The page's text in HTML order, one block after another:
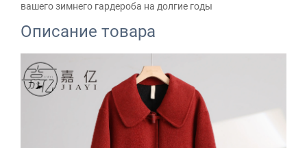
вашего зимнего гардероба на долгие годы
Описание товара